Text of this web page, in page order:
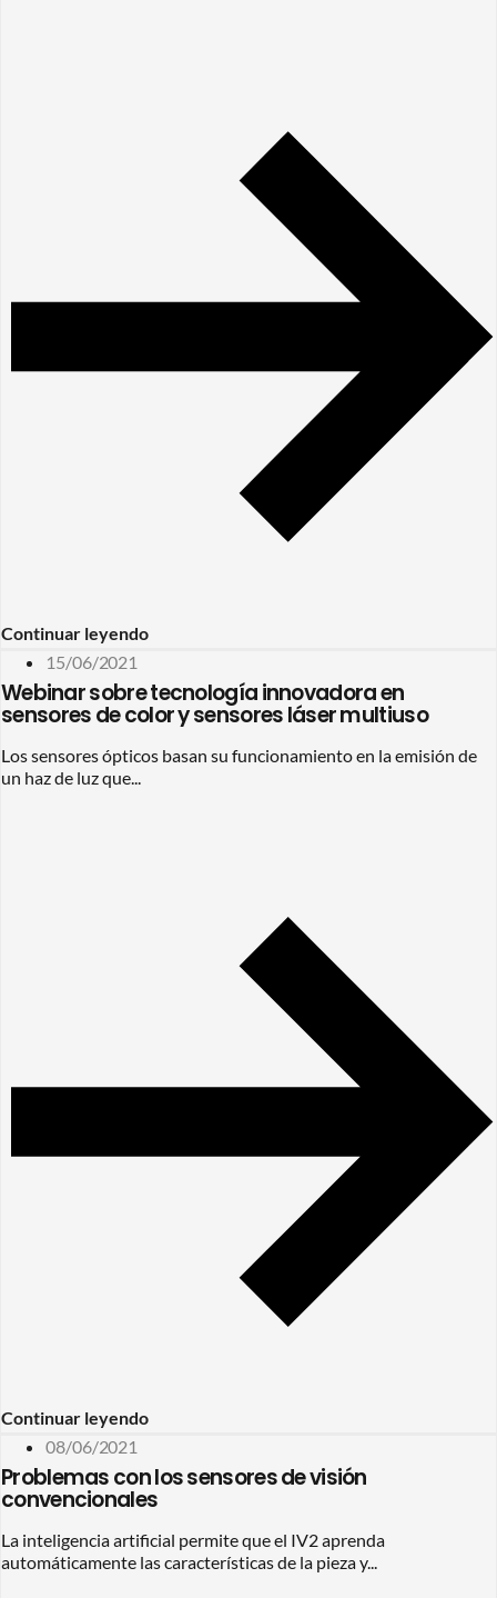
Continuar leyendo
15/06/2021
Webinar sobre tecnología innovadora en
sensores de color y sensores láser multiuso
Los sensores ópticos basan su funcionamiento en la emisión de
un haz de luz que...
Continuar leyendo
08/06/2021
Problemas con los sensores de visión
convencionales
La inteligencia artificial permite que el IV2 aprenda
automáticamente las características de la pieza y...